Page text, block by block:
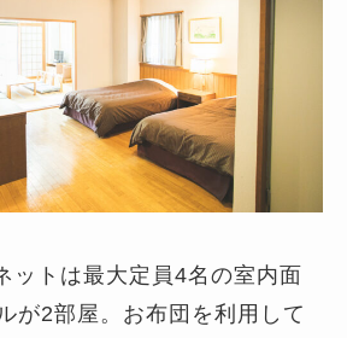
ットは最大定員4名の室内面
が2部屋。お布団を利用して